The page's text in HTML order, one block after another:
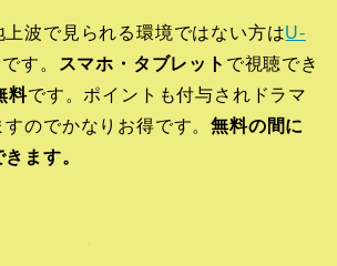
上波で見られる環境ではない方はU-
です。 スマホ・タブレット で視聴でき
料です。ポイントも付与されドラマ
のでかなりお得です。無料の間に
ます。